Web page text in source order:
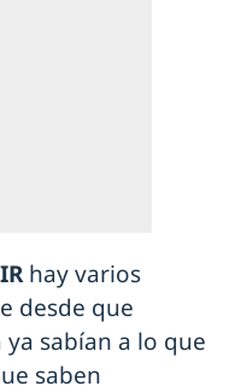
hay varios
desde que
sabían a lo que
saben